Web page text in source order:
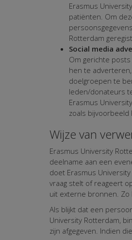
Erasmus
patiënten. Om
Rotterdam
Social media
Om gerichte
hen te
doelgroepen te
leden/donateurs
Erasmus
zoals bijvoorbeeld
Wijze van
Erasmus University
deelname aan een
doet Erasmus
vraag stelt of reageert
uit externe bronnen. Zo
Als blijkt dat een
University Rotterdam,
zijn afgegeven. Indien